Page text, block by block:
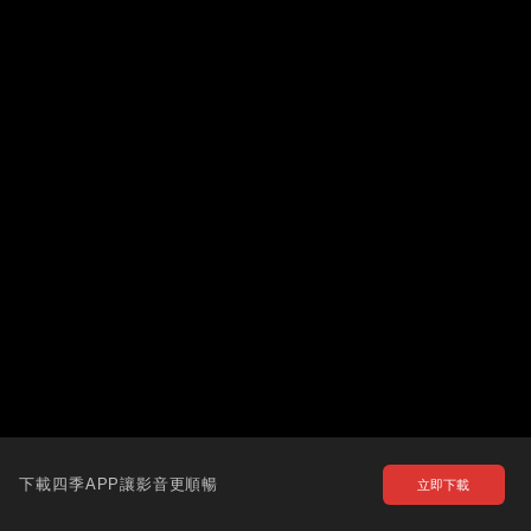
下載四季APP讓影音更順暢 立即下載